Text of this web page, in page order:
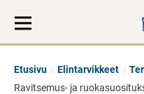
Etusivu Elintarvikkeet
Ravitsemus- ja